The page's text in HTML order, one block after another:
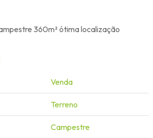
360m² ótima localização
Venda
Terreno
Campestre